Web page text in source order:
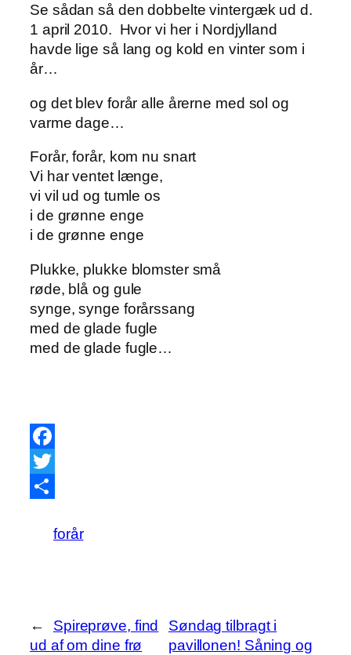
Se sådan så den dobbelte vintergæk ud d.
1 april 2010. Hvor vi her i Nordjylland
havde lige så lang og kold en vinter som i
år…
og det blev forår alle årerne med sol og
varme dage…
Forår, forår, kom nu snart
Vi har ventet længe,
vi vil ud og tumle os
i de grønne enge
i de grønne enge
Plukke, plukke blomster små
røde, blå og gule
synge, synge forårssang
med de glade fugle
med de glade fugle…
Facebook
Twitter
forår
←
Spireprøve, find
ud af om dine frø
Søndag tilbragt i
pavillonen! Såning og